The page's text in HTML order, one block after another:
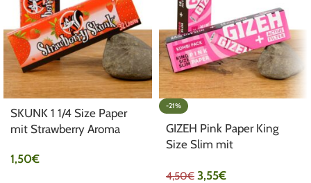
SKUNK 1 1/4 Size Paper
mit Strawberry Aroma
1,50€
-21%
GIZEH Pink Paper King
Size Slim mit
4,50€ 3,55€